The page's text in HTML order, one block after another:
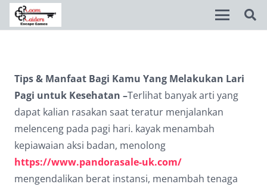
Tips & Manfaat Bagi Kamu Yang Melakukan Lari
Pagi untuk Kesehatan –Terlihat banyak arti yang
dapat kalian rasakan saat teratur menjalankan
melenceng pada pagi hari. kayak menambah
kepiawaian aksi badan, menolong
https://www.pandorasale-uk.com/
mengendalikan berat instansi, menambah tenaga
title Mark headings
Background Color
zoom_out Zoom out
remove_circle_outline Decrease font